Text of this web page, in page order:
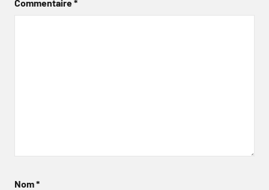
Commentaire*
Nom*